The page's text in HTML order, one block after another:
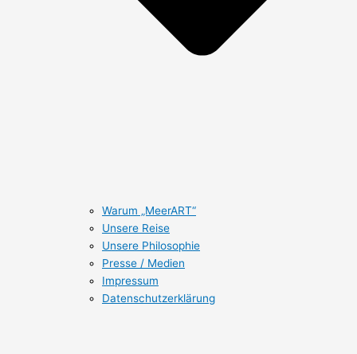
Warum „MeerART“
Unsere Reise
Unsere Philosophie
Presse / Medien
Impressum
Datenschutzerklärung